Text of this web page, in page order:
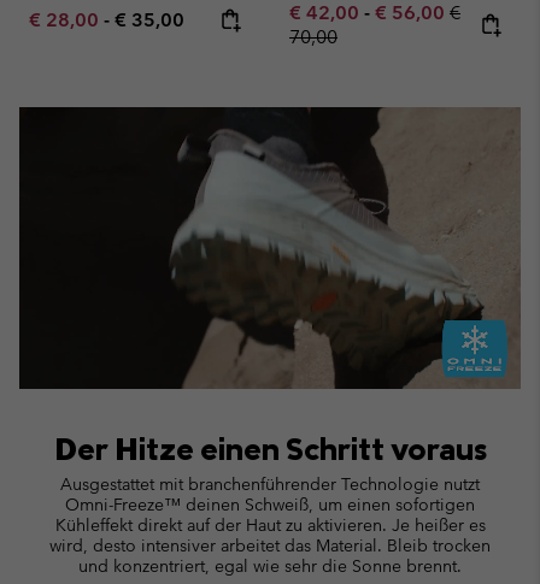
Minimum sale price:
€ 28,00 - Maximum price:
€ 35,00 Minimum sale price:
€ 42,00 - Maximum sale
€ 56,00 Regular
€
70,00
Der Hitze einen Schritt voraus
Ausgestattet mit branchenführender Technologie nutzt
Omni-Freeze™ deinen Schweiß, um einen sofortigen
Kühleffekt direkt auf der Haut zu aktivieren. Je heißer es
wird, desto intensiver arbeitet das Material. Bleib trocken
und konzentriert, egal wie sehr die Sonne brennt.